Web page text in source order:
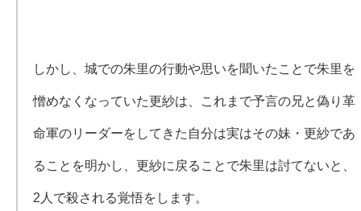
しかし、城での朱里の行動や思いを聞いたことで朱里を
憎めなくなっていた更紗は、これまで予言の兄と偽り革
命軍のリーダーをしてきた自分は実はその妹・更紗であ
ることを明かし、更紗に戻ることで朱里は討てないと、
2人で殺される覚悟をします。